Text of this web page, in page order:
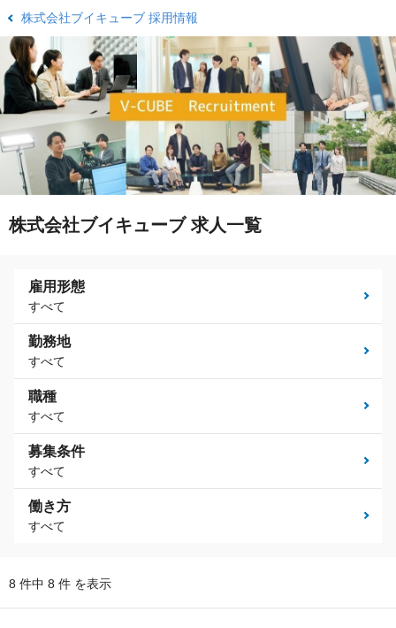
株式会社ブイキューブ 採用情報
株式会社ブイキューブ 求人一覧
雇用形態
すべて
勤務地
すべて
職種
すべて
募集条件
すべて
働き方
すべて
8 件中 8 件 を表示